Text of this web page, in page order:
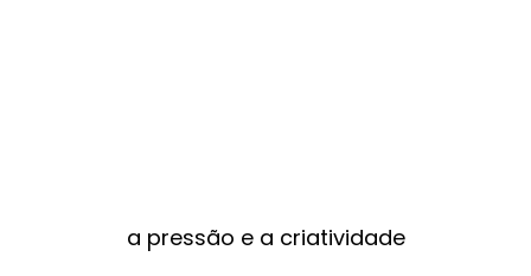
a pressão e a criatividade